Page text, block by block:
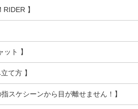
】
ット 】
て方 】
スケシーンから目が離せません！】